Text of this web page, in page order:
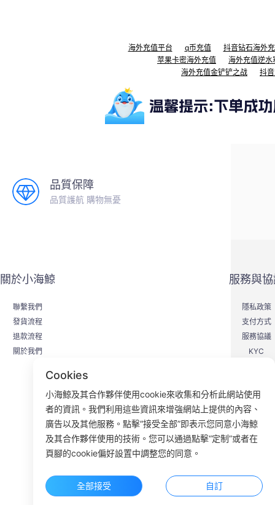
海外充值平台 q币充值
抖音钻石海外
苹果卡密海外充值
海外充值逆水
海外充值金铲铲之战
抖
品質保障
品質護航 購物無憂
關於小海鯨
聯繫我們
發貨流程
退款流程
關於我們
服務與
隱私政策
支付方式
服務協議
KYC
ROOM
Cookies
小海鯨及其合作夥伴使用cookie來收集和分析此網站使用
者的資訊。我們利用這些資訊來增強網站上提供的內容、
廣告以及其他服務。點擊“接受全部”即表示您同意小海鯨
及其合作夥伴使用的技術。您可以通過點擊“定制”或者在
頁腳的cookie偏好設置中調整您的同意。
全部接受 自訂